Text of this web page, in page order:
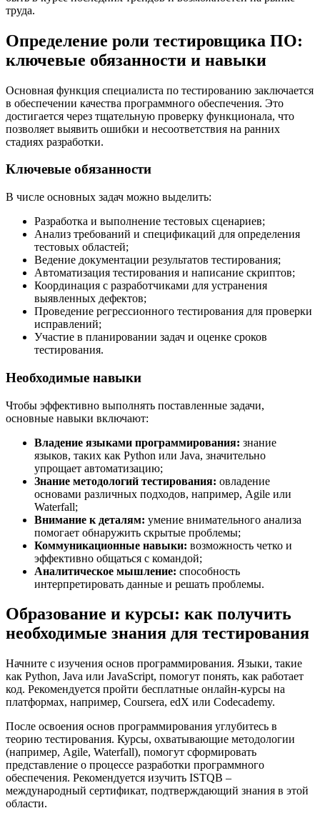
труда.
Определение роли тестировщика ПО:
ключевые обязанности и навыки
Основная функция специалиста по тестированию заключается
в обеспечении качества программного обеспечения. Это
достигается через тщательную проверку функционала, что
позволяет выявить ошибки и несоответствия на ранних
стадиях разработки.
Ключевые обязанности
В числе основных задач можно выделить:
Разработка и выполнение тестовых сценариев;
Анализ требований и спецификаций для определения
тестовых областей;
Ведение документации результатов тестирования;
Автоматизация тестирования и написание скриптов;
Координация с разработчиками для устранения
выявленных дефектов;
Проведение регрессионного тестирования для проверки
исправлений;
Участие в планировании задач и оценке сроков
тестирования.
Необходимые навыки
Чтобы эффективно выполнять поставленные задачи,
основные навыки включают:
Владение языками программирования: знание
языков, таких как Python или Java, значительно
упрощает автоматизацию;
Знание методологий тестирования: овладение
основами различных подходов, например, Agile или
Waterfall;
Внимание к деталям: умение внимательного анализа
помогает обнаружить скрытые проблемы;
Коммуникационные навыки: возможность четко и
эффективно общаться с командой;
Аналитическое мышление: способность
интерпретировать данные и решать проблемы.
Образование и курсы: как получить
необходимые знания для тестирования
Начните с изучения основ программирования. Языки, такие
как Python, Java или JavaScript, помогут понять, как работает
код. Рекомендуется пройти бесплатные онлайн-курсы на
платформах, например, Coursera, edX или Codecademy.
После освоения основ программирования углубитесь в
теорию тестирования. Курсы, охватывающие методологии
(например, Agile, Waterfall), помогут сформировать
представление о процессе разработки программного
обеспечения. Рекомендуется изучить ISTQB –
международный сертификат, подтверждающий знания в этой
области.